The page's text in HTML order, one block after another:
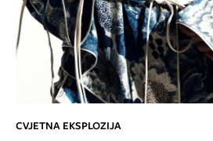
CVJETNA EKSPLOZIJA